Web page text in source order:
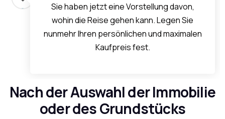
Sie haben jetzt eine Vorstellung davon,
wohin die Reise gehen kann. Legen Sie
nunmehr Ihren persönlichen und maximalen
Kaufpreis fest.
Nach der Auswahl der Immobilie
oder des Grundstücks